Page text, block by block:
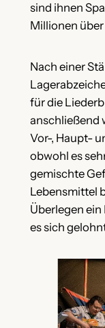
sind ihnen
Millionen
Nach einer
für die
anschließend
Vor-, Haupt-
obwohl es
gemischte
Lebensmittel
Überlegen
es sich